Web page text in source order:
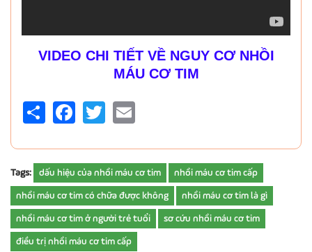
VIDEO CHI TIẾT VỀ NGUY CƠ NHỒI
MÁU CƠ TIM
Share FacebookTwitter
Tags: dấu hiệu của nhồi máu cơ tim nhồi máu cơ tim cấp
nhồi máu cơ tim có chữa được không nhồi máu cơ tim là gì
nhồi máu cơ tim ở người trẻ tuổi sơ cứu nhồi máu cơ tim
điều trị nhồi máu cơ tim cấp